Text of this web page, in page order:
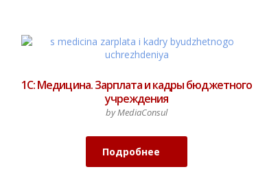
1С: Медицина. Зарплата и кадры бюджетного
учреждения
by MediaConsul
Подробнее